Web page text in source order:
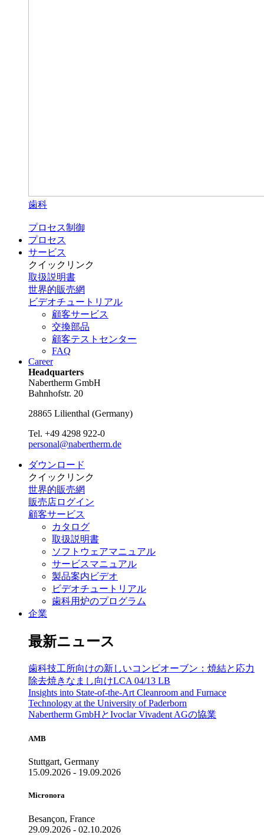
歯科
プロセス制御
プロセス
サービス
クイックリンク
取扱説明書
世界的販売網
ビデオチュートリアル
顧客サービス
交換部品
顧客テストセンター
FAQ
Career
Headquarters
Nabertherm GmbH
Bahnhofstr. 20
28865 Lilienthal (Germany)
Tel. +49 4298 922-0
personal@nabertherm.de
ダウンロード
クイックリンク
世界的販売網
販売店ログイン
顧客サービス
カタログ
取扱説明書
ソフトウェアマニュアル
サービスマニュアル
製品案内ビデオ
ビデオチュートリアル
歯科用炉のプログラム
企業
最新ニュース
歯科技工所向けの新しいコンビオーブン：焼結と応力
除去焼きなまし向けLCA 04/13 LB
Insights into State-of-the-Art Cleanroom and Furnace
Technology at the University of Paderborn
Nabertherm GmbHとIvoclar Vivadent AGの協業
AMB
Stuttgart, Germany
15.09.2026 - 19.09.2026
Micronora
Besançon, France
29.09.2026 - 02.10.2026